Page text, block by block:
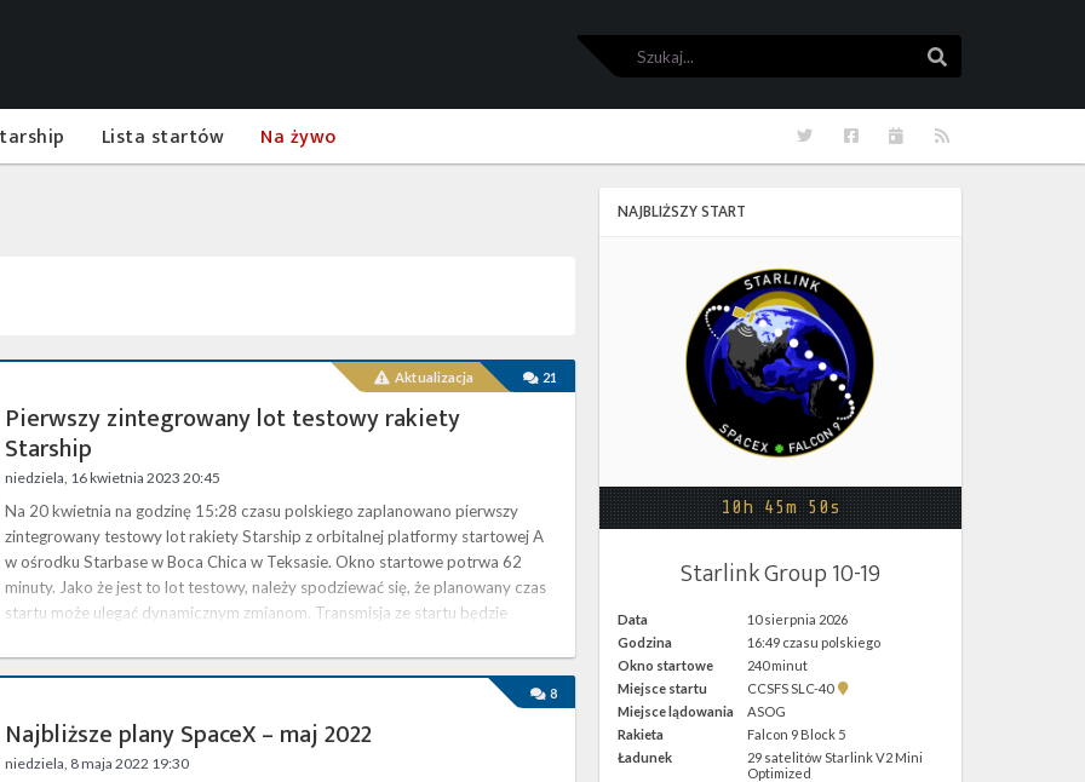
Szukaj
Lista startów Na żywo RSS
Kalendarze
Facebook
Twitter
Aktualizacja 21
Pierwszy zintegrowany lot testowy rakiety
Starship
niedziela, 16 kwietnia 2023 20:45
Na 20 kwietnia na godzinę 15:28 czasu polskiego zaplanowano pierwszy
zintegrowany testowy lot rakiety Starship z orbitalnej platformy startowej A
w ośrodku Starbase w Boca Chica w Teksasie. Okno startowe potrwa 62
minuty. Jako że jest to lot testowy, należy spodziewać się, że planowany czas
startu może ulegać dynamicznym zmianom. Transmisja ze startu będzie
Starship to rozwijana i budowana przez SpaceX nowa …
8
Najbliższe plany SpaceX – maj 2022
niedziela, 8 maja 2022 19:30
NAJBLIŻSZY START
10h 45m 49s
Starlink Group 10-19
Data
10 sierpnia 2026
Godzina
16:49 czasu polskiego
Okno startowe
240 minut
Miejsce startu
CCSFS SLC-40
Pokaż
40 w
Google
Miejsce lądowania
ASOG
Rakieta
Falcon 9 Block 5
Ładunek
29 satelitów Starlink V2 Mini
Optimized